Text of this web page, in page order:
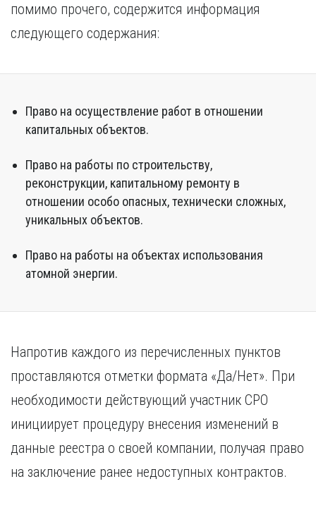
Калининград
Калуга
Киров
Курск
Л
Липецк
М
Махачкала
Мурманск
Набережные Челны
Новокузнецк
Новосибирск
Тула
Улан-Удэ
Уфа
Ч
Чебоксары
помимо прочего, содержится информация
следующего содержания:
Право на осуществление работ в отношении
капитальных объектов.
Право на работы по строительству,
реконструкции, капитальному ремонту в
отношении особо опасных, технически сложных,
уникальных объектов.
Право на работы на объектах использования
атомной энергии.
Напротив каждого из перечисленных пунктов
проставляются отметки формата «Да/Нет». При
необходимости действующий участник СРО
инициирует процедуру внесения изменений в
данные реестра о своей компании, получая право
на заключение ранее недоступных контрактов.